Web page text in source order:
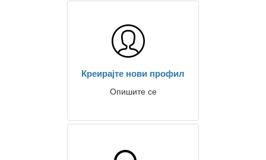
Креирајте нови профил
Опишите се